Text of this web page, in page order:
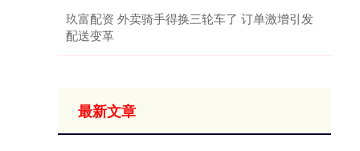
玖富配资 外卖骑手得换三轮车了 订单激增引发
配送变革
最新文章